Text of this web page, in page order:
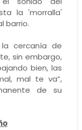
la 'morralla'
barrio.
cercanía de
sin embargo,
bien, las
mal te va”,
de su